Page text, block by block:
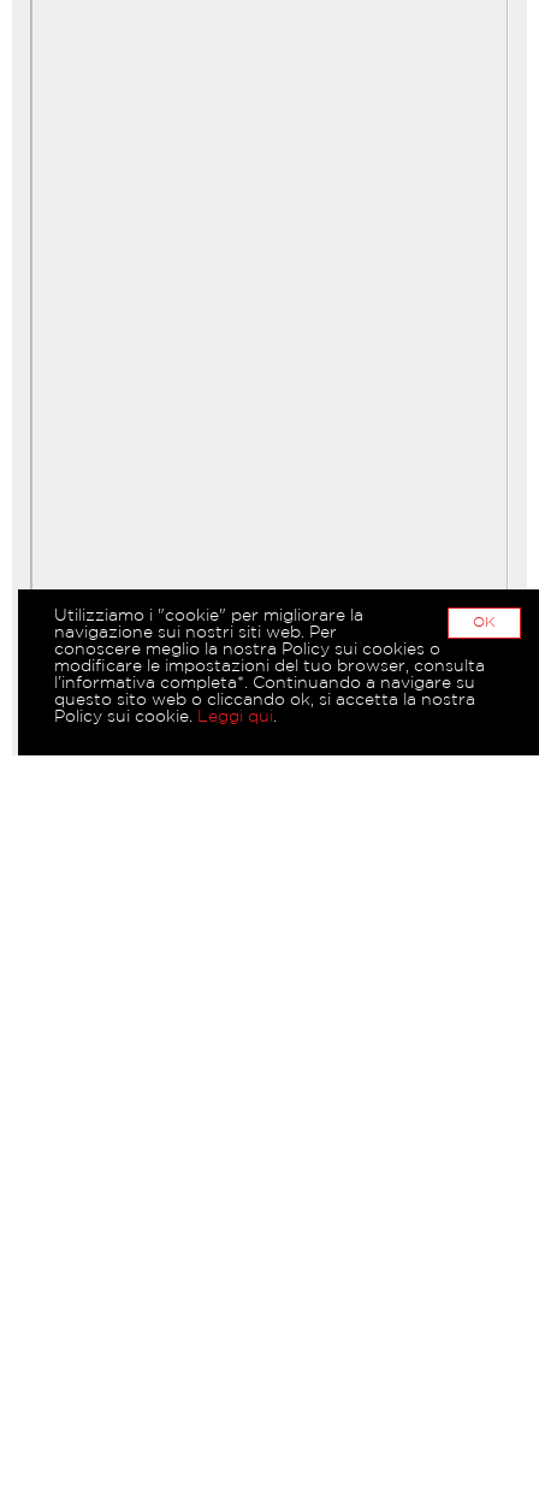
OK
Utilizziamo i "cookie" per migliorare la
navigazione sui nostri siti web. Per
conoscere meglio la nostra Policy sui cookies o
modificare le impostazioni del tuo browser, consulta
l’informativa completa*. Continuando a navigare su
questo sito web o cliccando ok, si accetta la nostra
Policy sui cookie.
Leggi qui